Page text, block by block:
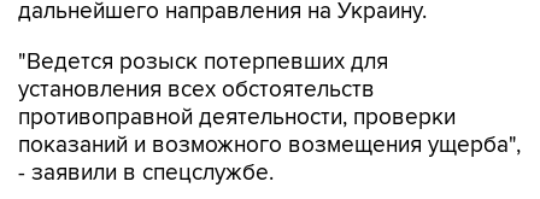
"Ведется розыск потерпевших для
противоправной деятельности, проверки
показаний и возможного возмещения ущерба",
- заявили в спецслужбе.
Следственными подразделениями МВД РФ